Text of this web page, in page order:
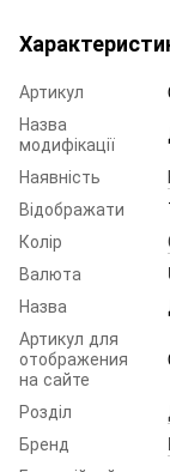
Артикул
Назва
модифікації
Наявність
Відображати
Колір
Валюта
Назва
Артикул для
отображения
на сайте
Розділ
Бренд